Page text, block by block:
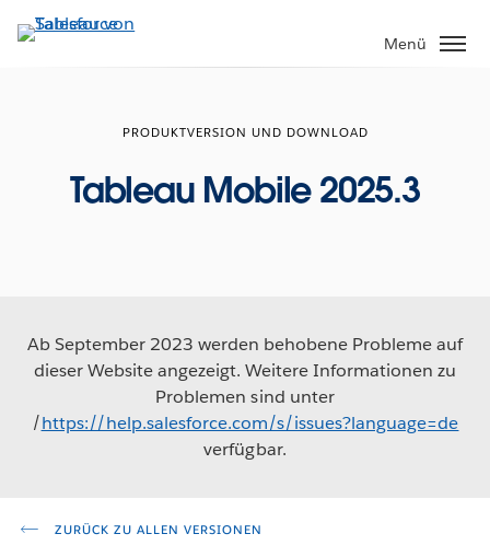
Direkt
zum
Menü
PRODUKTVERSION UND DOWNLOAD
Tableau Mobile 2025.3
Ab September 2023 werden behobene Probleme auf
dieser Website angezeigt. Weitere Informationen zu
Problemen sind unter
/https://help.salesforce.com/s/issues?language=de
verfügbar.
ZURÜCK ZU ALLEN VERSIONEN